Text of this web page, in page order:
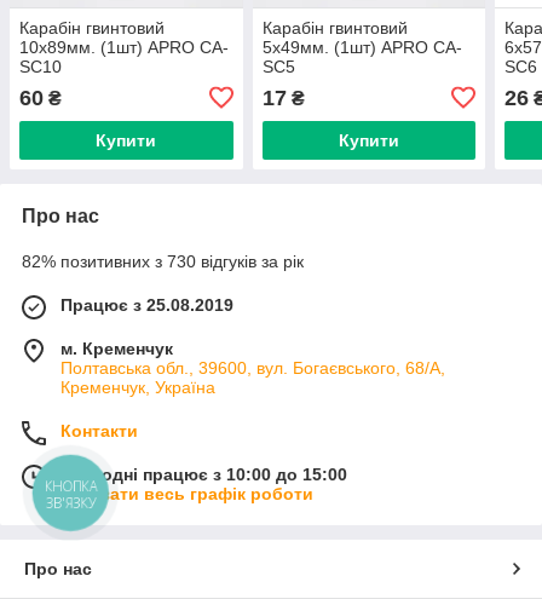
Карабін гвинтовий
10х89мм. (1шт) APRO CA-
SC10
60 ₴
Купити
Карабін гвинтовий
5х49мм. (1шт) APRO CA-
SC5
17₴
Купити
SC6
26
Про нас
82% позитивних з 730 відгуків за рік
Працює з 25.08.2019
м. Кременчук
Полтавська обл., 39600, вул. Богаєвського, 68/А,
Кременчук, Україна
Контакти
Сьогодні працює з 10:00 до 15:00
Показати весь графік роботи
Про нас
КНОПКА
ЗВ'ЯЗКУ